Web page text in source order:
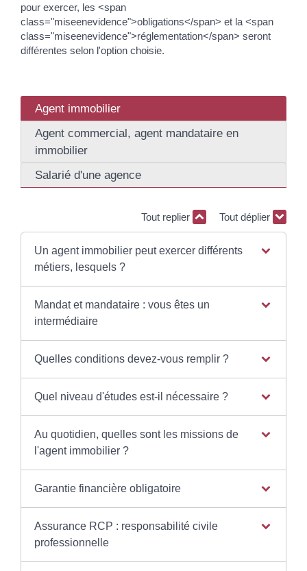
pour exercer, les <span
class="miseenevidence">obligations</span> et la <span
class="miseenevidence">réglementation</span> seront
différentes selon l'option choisie.
Agent immobilier
Agent commercial, agent mandataire en
immobilier
Salarié d'une agence
Tout replier Tout déplier
Un agent immobilier peut exercer différents
métiers, lesquels ?
Mandat et mandataire : vous êtes un
intermédiaire
Quelles conditions devez-vous remplir ?
Quel niveau d'études est-il nécessaire ?
Au quotidien, quelles sont les missions de
l'agent immobilier ?
Garantie financière obligatoire
Assurance RCP : responsabilité civile
professionnelle